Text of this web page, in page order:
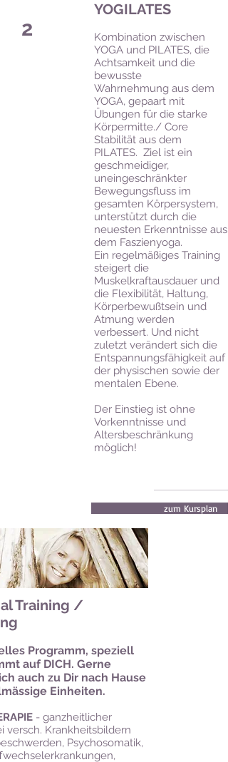
2
YOGILATES
Kombination zwischen
YOGA und PILATES, die
Achtsamkeit und die
bewusste
Wahrnehmung aus dem
YOGA, gepaart mit
Übungen für die starke
Körpermitte./ Core
Stabilität aus dem
PILATES. Ziel ist ein
geschmeidiger,
uneingeschränkter
Bewegungsfluss im
gesamten Körpersystem,
unterstützt durch die
neuesten Erkenntnisse aus
dem Faszienyoga.
Ein regelmäßiges Training
steigert die
Muskelkraftausdauer und
die Flexibilität, Haltung,
Körperbewußtsein und
Atmung werden
verbessert. Und nicht
zuletzt verändert sich die
Entspannungsfähigkeit auf
der physischen sowie der
mentalen Ebene.
Der Einstieg ist ohne
Vorkenntnisse und
Altersbeschränkung
möglich!
zum Kursplan
Training /
Programm, speziell
auf DICH. Gerne
auch zu Dir nach Hause
Einheiten.
- ganzheitlicher
versch. Krankheitsbildern
Psychosomatik,